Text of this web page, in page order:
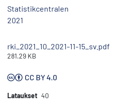
Statistikcentralen
2021
rki_2021_10_2021-11-15_sv.pdf
281.29 KB
CC BY 4.0
Lataukset 40